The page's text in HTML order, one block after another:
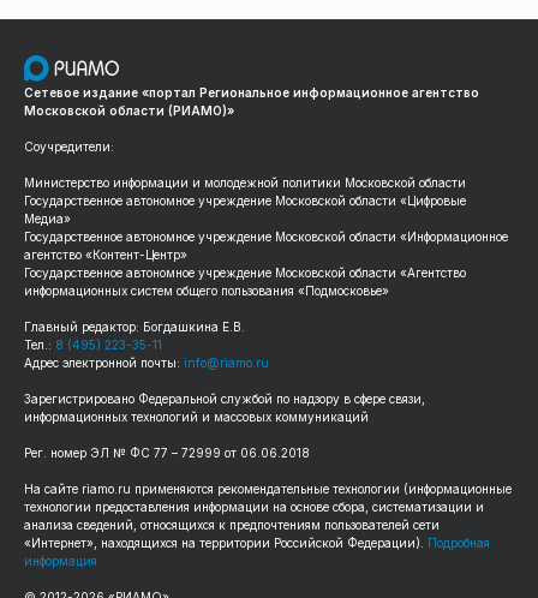
Сетевое издание «портал Региональное информационное агентство
Московской области (РИАМО)»
Соучредители:
Министерство информации и молодежной политики Московской области
Государственное автономное учреждение Московской области «Цифровые
Медиа»
Государственное автономное учреждение Московской области «Информационное
агентство «Контент-Центр»
Государственное автономное учреждение Московской области «Агентство
информационных систем общего пользования «Подмосковье»
Главный редактор: Богдашкина Е.В.
Тел.: 8 (495) 223-35-11
Адрес электронной почты: info@riamo.ru
Зарегистрировано Федеральной службой по надзору в сфере связи,
информационных технологий и массовых коммуникаций
Рег. номер ЭЛ № ФС 77 – 72999 от 06.06.2018
На сайте riamo.ru применяются рекомендательные технологии (информационные
технологии предоставления информации на основе сбора, систематизации и
анализа сведений, относящихся к предпочтениям пользователей сети
«Интернет», находящихся на территории Российской Федерации). Подробная
информация